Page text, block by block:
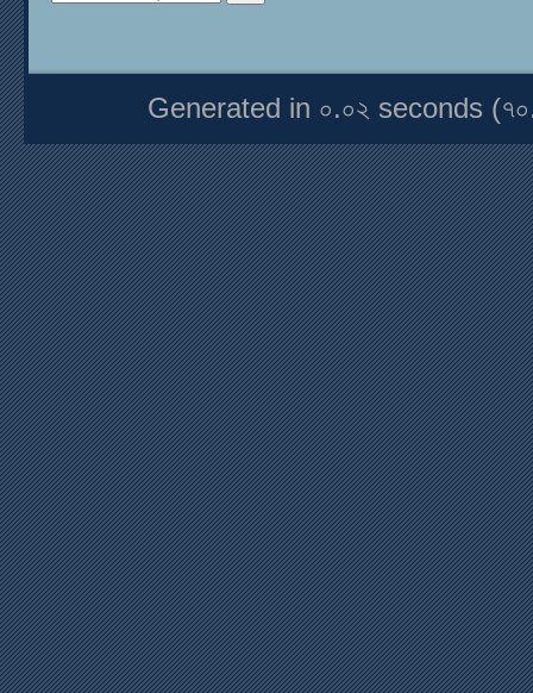
Generated in ০.০২ seconds